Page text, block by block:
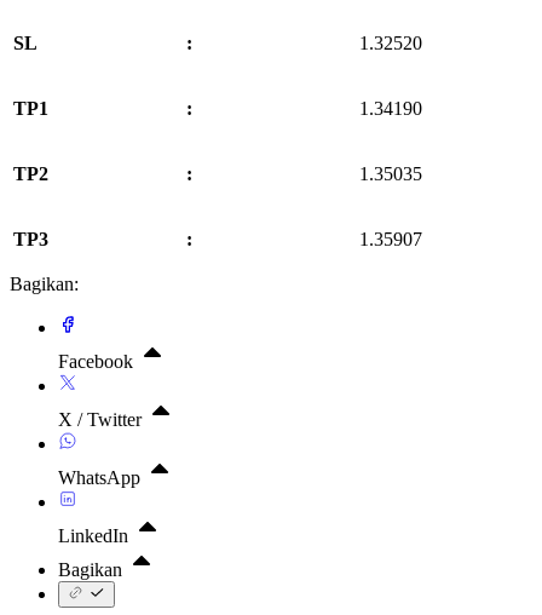
SL : 1.32520
TP1 : 1.34190
TP2 : 1.35035
TP3 : 1.35907
Bagikan:
Facebook
X / Twitter
WhatsApp
LinkedIn
Bagikan